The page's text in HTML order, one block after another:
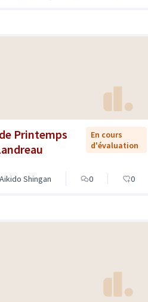
Printemps
En cours
d'évaluation
Shingan 0 0